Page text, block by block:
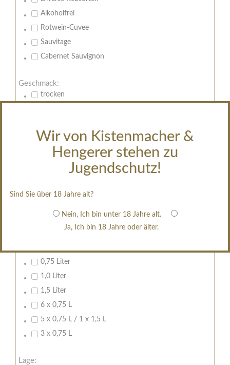
Wir von Kistenmacher &
Hengerer stehen zu
Jugendschutz!
Sind Sie über 18 Jahre alt?
Nein, Ich bin unter 18 Jahre alt.
Ja, Ich bin 18 Jahre oder älter.
Alkoholfrei
Rotwein-Cuvee
Sauvitage
Cabernet Sauvignon
Geschmack:
trocken
restsüß
edelsüß
im Holzfass gereift
erfrischend, nicht zu süß
0,75 Liter
1,0 Liter
1,5 Liter
6 x 0,75 L
5 x 0,75 L / 1 x 1,5 L
3 x 0,75 L
Lage: